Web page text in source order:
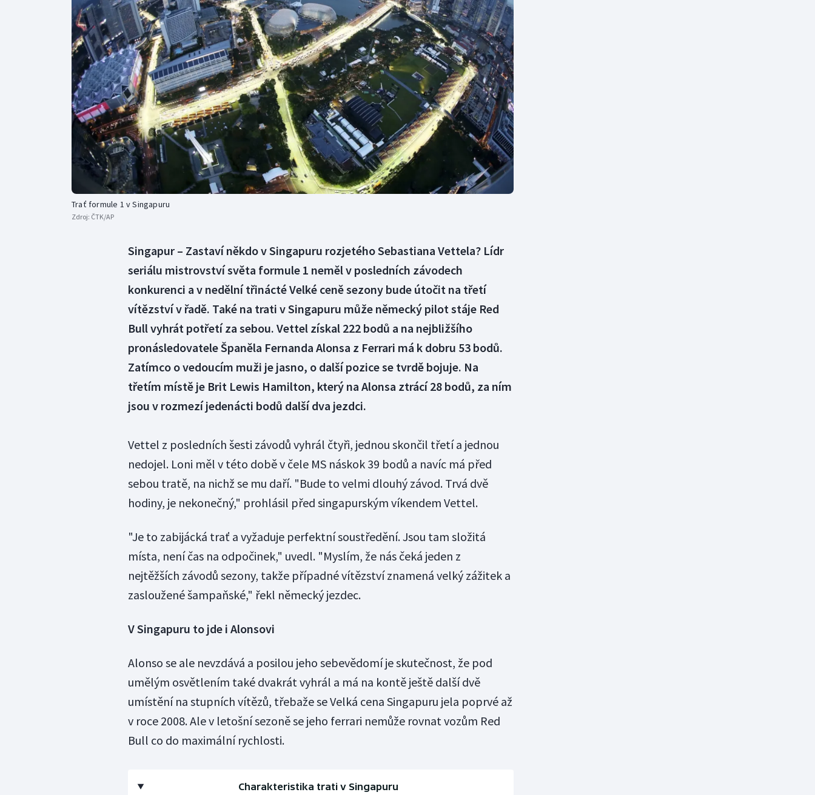
Curling
Dostihy
Florbal
Futsal
Golf
Gymnastika
Moderní pětiboj
Motorsport
Olympijské hry
Parasport
Plavání
Plážový volejbal
Triatlon
Veslování
Vodní slalom
Volejbal
Ostatní
Trať formule 1 v Singapuru
Zdroj: ČTK/AP
Singapur – Zastaví někdo v Singapuru rozjetého Sebastiana Vettela? Lídr
seriálu mistrovství světa formule 1 neměl v posledních závodech
konkurenci a v nedělní třinácté Velké ceně sezony bude útočit na třetí
vítězství v řadě. Také na trati v Singapuru může německý pilot stáje Red
Bull vyhrát potřetí za sebou. Vettel získal 222 bodů a na nejbližšího
pronásledovatele Španěla Fernanda Alonsa z Ferrari má k dobru 53 bodů.
Zatímco o vedoucím muži je jasno, o další pozice se tvrdě bojuje. Na
třetím místě je Brit Lewis Hamilton, který na Alonsa ztrácí 28 bodů, za ním
jsou v rozmezí jedenácti bodů další dva jezdci.
Vettel z posledních šesti závodů vyhrál čtyři, jednou skončil třetí a jednou
nedojel. Loni měl v této době v čele MS náskok 39 bodů a navíc má před
sebou tratě, na nichž se mu daří. "Bude to velmi dlouhý závod. Trvá dvě
hodiny, je nekonečný," prohlásil před singapurským víkendem Vettel.
"Je to zabijácká trať a vyžaduje perfektní soustředění. Jsou tam složitá
místa, není čas na odpočinek," uvedl. "Myslím, že nás čeká jeden z
nejtěžších závodů sezony, takže případné vítězství znamená velký zážitek a
zasloužené šampaňské," řekl německý jezdec.
V Singapuru to jde i Alonsovi
Alonso se ale nevzdává a posilou jeho sebevědomí je skutečnost, že pod
umělým osvětlením také dvakrát vyhrál a má na kontě ještě další dvě
umístění na stupních vítězů, třebaže se Velká cena Singapuru jela poprvé až
v roce 2008. Ale v letošní sezoně se jeho ferrari nemůže rovnat vozům Red
Bull co do maximální rychlosti.
Charakteristika trati v Singapuru